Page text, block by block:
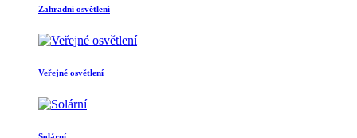
Zahradní osvětlení
Veřejné osvětlení